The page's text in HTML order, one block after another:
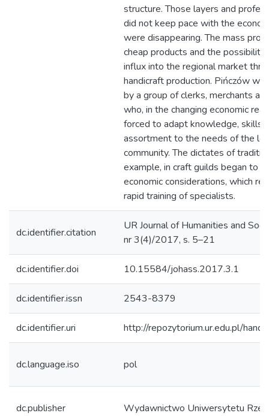
structure. Those layers and
did not keep pace with the
were disappearing. The mass
cheap products and the possibility
influx into the regional market
handicraft production. Pińczów
by a group of clerks, merchants
who, in the changing economic
forced to adapt knowledge, skills
assortment to the needs of the
community. The dictates of
example, in craft guilds began to
economic considerations, which
rapid training of specialists.
dc.identifier.citation
UR Journal of Humanities and
nr 3(4)/2017, s. 5–21
dc.identifier.doi 10.15584/johass.2017.3.1
dc.identifier.issn 2543-8379
dc.identifier.uri http://repozytorium.ur.edu.pl/
dc.language.iso pol
dc.publisher Wydawnictwo Uniwersytetu